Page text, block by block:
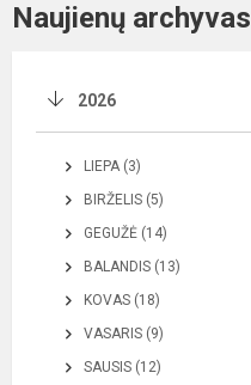
Naujienų archyvas
2026
LIEPA (3)
BIRŽELIS (5)
GEGUŽĖ (14)
BALANDIS (13)
KOVAS (18)
VASARIS (9)
SAUSIS (12)